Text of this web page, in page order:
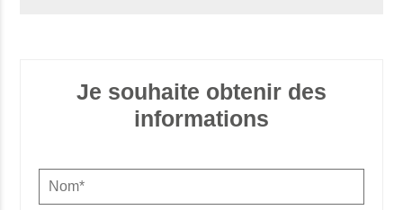
Je souhaite obtenir des
informations